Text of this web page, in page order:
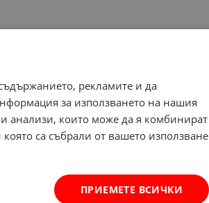
рекламите и да
за използването на нашия
анализи, които може да я комбинират
са събрали от вашето използване
ПРИЕМЕТЕ ВСИЧКИ